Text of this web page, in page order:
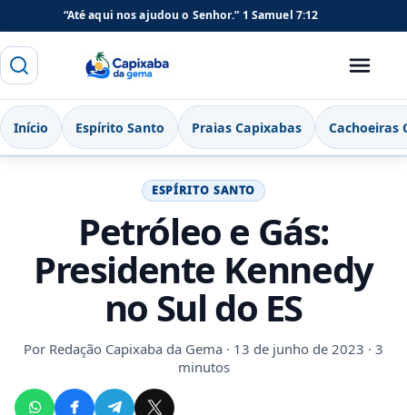
“Até aqui nos ajudou o Senhor.” 1 Samuel 7:12
Buscar
Menu
Início Espírito Santo Praias Capixabas Cachoeiras
ESPÍRITO SANTO
Petróleo e Gás:
Presidente Kennedy
no Sul do ES
Por Redação Capixaba da Gema · 13 de junho de 2023 · 3
minutos